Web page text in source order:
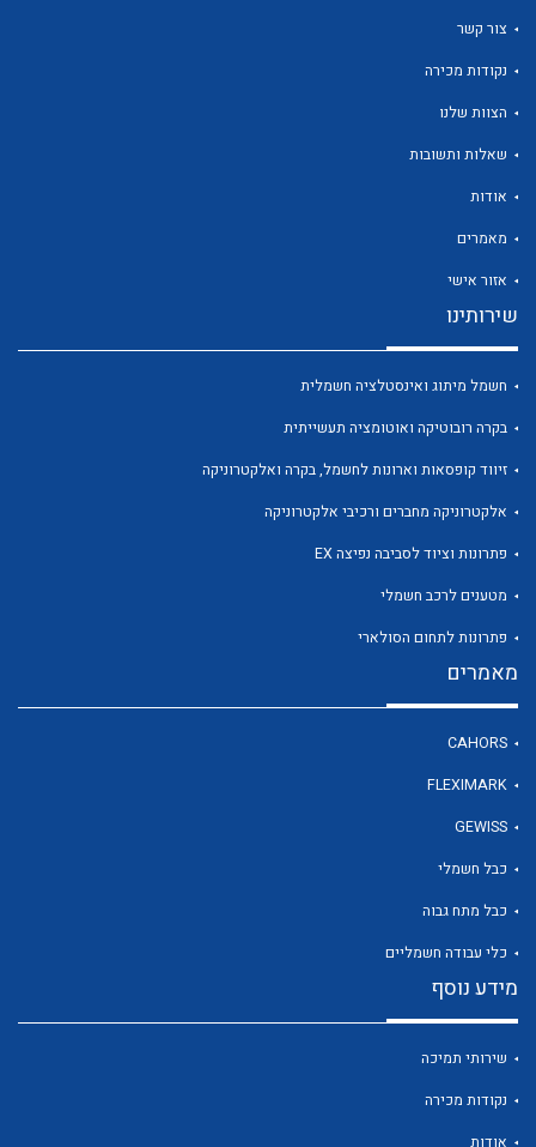
לכל מוצרי היצרן
צור קשר
נקודות מכירה
הצוות שלנו
שאלות ותשובות
אודות
מאמרים
אזור אישי
שירותינו
חשמל מיתוג ואינסטלציה חשמלית
בקרה רובוטיקה ואוטומציה תעשייתית
זיווד קופסאות וארונות לחשמל, בקרה ואלקטרוניקה
אלקטרוניקה מחברים ורכיבי אלקטרוניקה
פתרונות וציוד לסביבה נפיצה EX
מטענים לרכב חשמלי
פתרונות לתחום הסולארי
מאמרים
CAHORS
FLEXIMARK
GEWISS
כבל חשמלי
כבל מתח גבוה
כלי עבודה חשמליים
מידע נוסף
שירותי תמיכה
נקודות מכירה
אודות